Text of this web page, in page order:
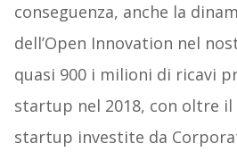
conseguenza, anche la
dell’Open Innovation nel
quasi 900 i milioni di ricavi
startup nel 2018, con oltre il
startup investite da